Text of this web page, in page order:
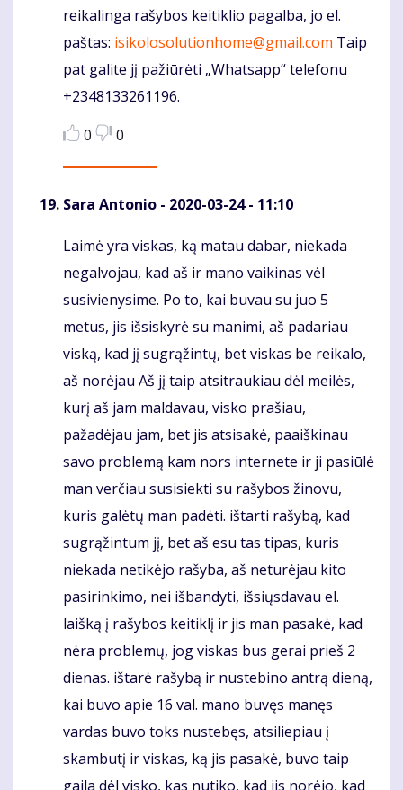
reikalinga rašybos keitiklio pagalba, jo el.
paštas: isikolosolutionhome@gmail.com Taip
pat galite jį pažiūrėti „Whatsapp“ telefonu
+2348133261196.
0
0
Sara Antonio - 2020-03-24 - 11:10
Komentaras
Laimė yra viskas, ką matau dabar, niekada
negalvojau, kad aš ir mano vaikinas vėl
susivienysime. Po to, kai buvau su juo 5
metus, jis išsiskyrė su manimi, aš padariau
viską, kad jį sugrąžintų, bet viskas be reikalo,
aš norėjau Aš jį taip atsitraukiau dėl meilės,
kurį aš jam maldavau, visko prašiau,
pažadėjau jam, bet jis atsisakė, paaiškinau
savo problemą kam nors internete ir ji pasiūlė
man verčiau susisiekti su rašybos žinovu,
kuris galėtų man padėti. ištarti rašybą, kad
sugrąžintum jį, bet aš esu tas tipas, kuris
niekada netikėjo rašyba, aš neturėjau kito
pasirinkimo, nei išbandyti, išsiųsdavau el.
laišką į rašybos keitiklį ir jis man pasakė, kad
nėra problemų, jog viskas bus gerai prieš 2
dienas. ištarė rašybą ir nustebino antrą dieną,
kai buvo apie 16 val. mano buvęs manęs
vardas buvo toks nustebęs, atsiliepiau į
skambutį ir viskas, ką jis pasakė, buvo taip
gaila dėl visko, kas nutiko, kad jis norėjo, kad